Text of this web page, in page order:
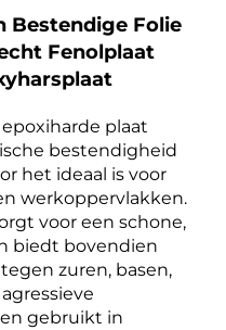
Bestendige Folie
Fenolplaat
plaat
bestendigheid
het ideaal is voor
werkoppervlakken.
voor een schone,
biedt bovendien
zuren, basen,
gebruikt in